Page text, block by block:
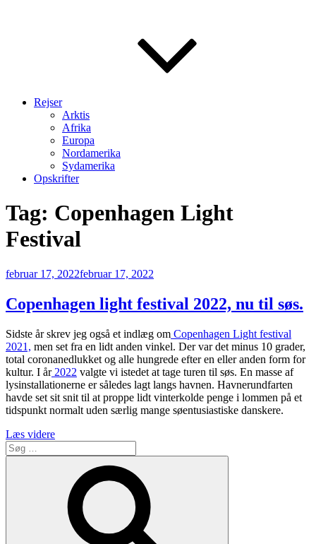
Rejser
Arktis
Afrika
Europa
Nordamerika
Sydamerika
Opskrifter
Tag: Copenhagen Light
Festival
Udgivet
februar 17, 2022februar 17, 2022
Copenhagen light festival 2022, nu til søs.
Sidste år skrev jeg også et indlæg om Copenhagen Light festival
2021, men set fra en lidt anden vinkel. Der var det minus 10 grader,
total coronanedlukket og alle hungrede efter en eller anden form for
kultur. I år2022 valgte vi istedet at tage turen til søs. En masse af
lysinstallationerne er således lagt langs havnen. Havnerundfarten
havde set sit snit til at proppe lidt vinterkolde penge i lommen på et
tidspunkt normalt uden særlig mange søentusiastiske danskere.
Læs videre“Copenhagen
festival
søs.”
Søg
efter: